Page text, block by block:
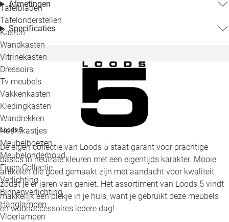
Tafelbladen
Tafelonderstellen
Kasten
Wandkasten
Vitrinekasten
Dressoirs
Tv meubels
Vakkenkasten
Kledingkasten
Wandrekken
Nachtkastjes
Meubelhoezen
Meubelonderhoud
Eigen Collectie
Verlichting
Binnenverlichting
Hanglampen
Vloerlampen
Afmetingen
Specificaties
Loods 5
De eigen collectie van Loods 5 staat garant voor prachtige
basics in neutrale kleuren met een eigentijds karakter. Mooie
artikelen die goed gemaakt zijn met aandacht voor kwaliteit,
zodat je er jaren van geniet. Het assortiment van Loods 5 vindt
makkelijk een plekje in je huis, want je gebruikt deze meubels
en woonaccessoires iedere dag!